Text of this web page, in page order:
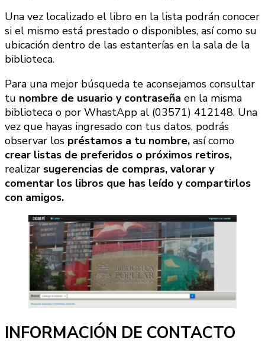
Una vez localizado el libro en la lista podrán conocer
si el mismo está prestado o disponibles, así como su
ubicación dentro de las estanterías en la sala de la
biblioteca.
Para una mejor búsqueda te aconsejamos consultar
tu nombre de usuario y contraseña en la misma
biblioteca o por WhastApp al (03571) 412148. Una
vez que hayas ingresado con tus datos, podrás
observar los préstamos a tu nombre, así como
crear listas de preferidos o próximos retiros,
realizar sugerencias de compras, valorar y
comentar los libros que has leído y compartirlos
con amigos.
INFORMACIÓN DE CONTACTO